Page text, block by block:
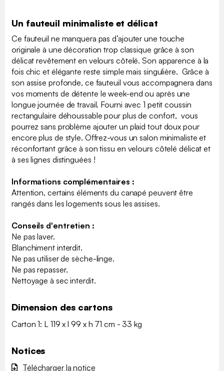
Un fauteuil minimaliste et délicat
Ce fauteuil ne manquera pas d’ajouter une touche
originale à une décoration trop classique grâce à son
délicat revêtement en velours côtelé. Son apparence à la
fois chic et élégante reste simple mais singulière. Grâce à
son assise profonde, ce fauteuil vous accompagnera dans
vos moments de détente le week-end ou après une
longue journée de travail. Fourni avec 1 petit coussin
rectangulaire déhoussable pour plus de confort, vous
pourrez sans problème ajouter un plaid tout doux pour
encore plus de style. Offrez-vous un salon minimaliste et
réconfortant grâce à son tissu en velours côtelé délicat et
à ses lignes distinguées !
Informations complémentaires :
Attention, certains éléments du canapé peuvent être
rangés dans les logements sous les assises.
Conseils d'entretien :
Ne pas laver.
Blanchiment interdit.
Ne pas utiliser de sèche-linge.
Ne pas repasser.
Nettoyage à sec interdit.
Dimension des cartons
Carton 1: L 119 x l 99 x h 71 cm - 33 kg
Notices
Télécharger la notice